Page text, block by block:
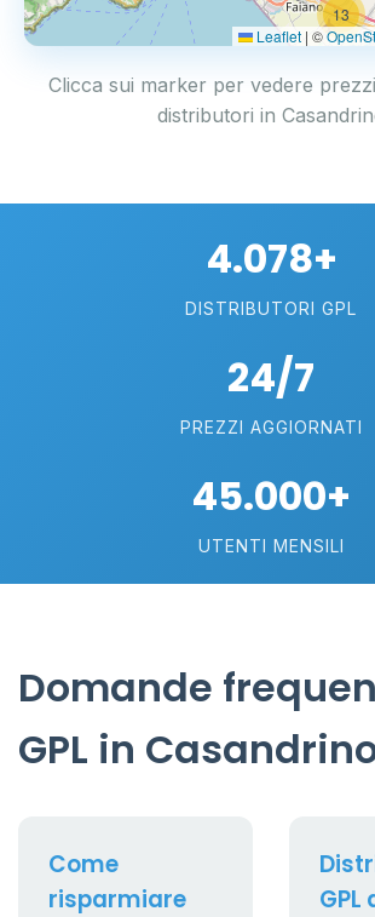
13
Leaflet | ©
Clicca sui marker per vedere
distributori in
4.078+
DISTRIBUTORI GPL
24/7
PREZZI AGGIORNATI
45.000+
UTENTI MENSILI
Domande
GPL in
Come
risparmiare